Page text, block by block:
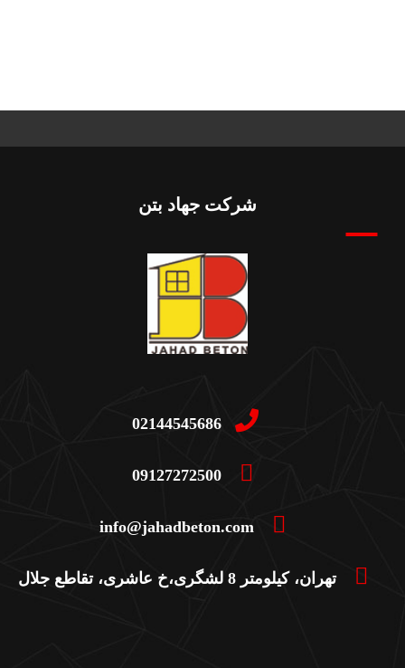
شرکت جهاد بتن
02144545686
09127272500
info@jahadbeton.com
تهران، کیلومتر 8 لشگری،خ عاشری، تقاطع جلال